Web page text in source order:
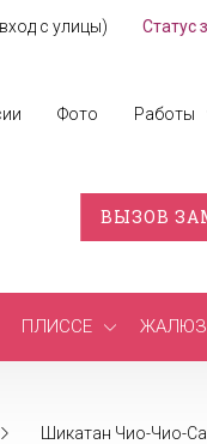
с улицы) Статус
Фото Работы
ВЫЗОВ
ПЛИССЕ
Шикатан Чио-Чио-